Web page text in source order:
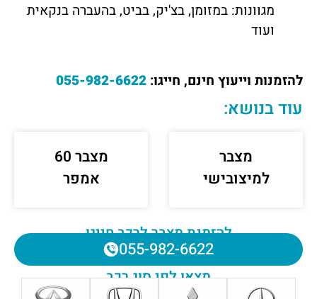
להזמנת מצבר לרכב חייגו
055-982-6622
מצאו לפי סוג רכב
מגוונות: במזומן, בצ'יק, בביט, בהעברה בנקאית
ועוד
להזמנות וייעוץ חינם, חייגו: 055-982-6622
עוד בנושא:
מצבר
למיצובישי
מצבר 60
אמפר